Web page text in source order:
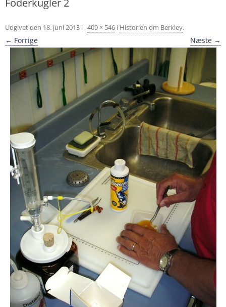
Foderkugler 2
Udgivet den 18. juni 2013 i ,409 × 546 i Historien om Berkley.
← Forrige Næste →